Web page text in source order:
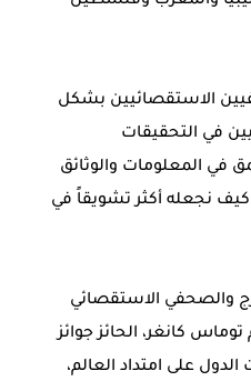
الاستقصائيين بشكل
في التحقيقات
في المعلومات والوثائق
نجعله أكثر تشويقاً في
والصحفي الاستقصائي
كانغر، الحائز جوائز
على امتداد العالم،